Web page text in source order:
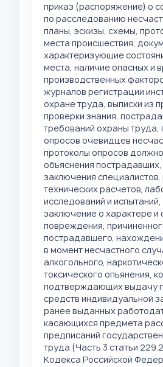
приказ (распоряжение) о
по расследованию
планы, эскизы, схемы,
места происшествия,
характеризующие
места, наличие опасных и
производственных
журналов регистрации
охране труда, выписки из
проверки знания,
требований охраны труда,
опросов очевидцев
протоколы опросов
объяснения
заключения специалистов,
технических расчетов,
исследований и
заключение о характере и
повреждения,
пострадавшего,
в момент несчастного
алкогольного,
токсического опьянения,
подтверждающих выдачу
средств индивидуальной
ранее выданных
касающихся предмета
предписаний
труда (Часть 3 статьи
Кодекса Российской